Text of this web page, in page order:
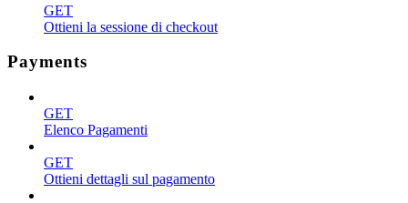
GET
Ottieni la sessione di checkout
Payments
GET
Elenco Pagamenti
GET
Ottieni dettagli sul pagamento